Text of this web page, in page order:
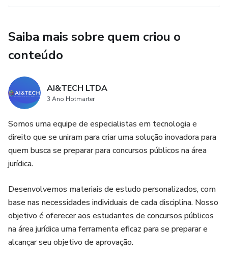
Saiba mais sobre quem criou o
conteúdo
AI&TECH LTDA
3 Ano Hotmarter
Somos uma equipe de especialistas em tecnologia e
direito que se uniram para criar uma solução inovadora para
quem busca se preparar para concursos públicos na área
jurídica.
Desenvolvemos materiais de estudo personalizados, com
base nas necessidades individuais de cada disciplina. Nosso
objetivo é oferecer aos estudantes de concursos públicos
na área jurídica uma ferramenta eficaz para se preparar e
alcançar seu objetivo de aprovação.